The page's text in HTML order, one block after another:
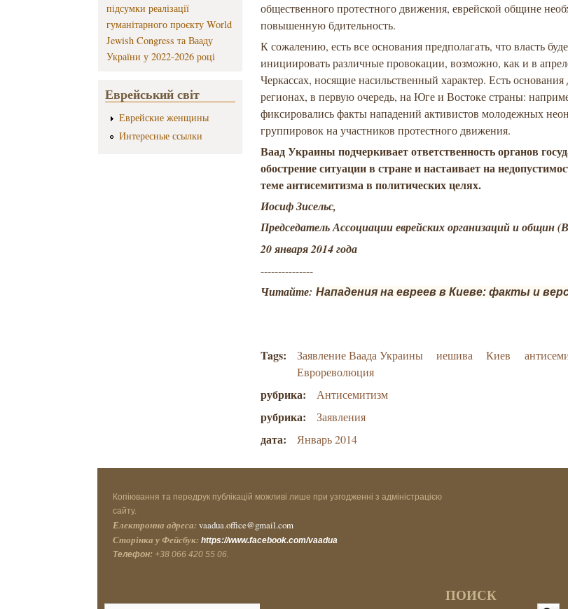
підсумки реалізації
гуманітарного проєкту World
Jewish Congress та Вааду
України у 2022-2026 році
Еврейський світ
Еврейские женщины
Интересные ссылки
общественного протестного движения, еврейской общине
повышенную бдительность.
К сожалению, есть все основания предполагать, что власть
инициировать различные провокации, возможно, как и в
Черкассах, носящие насильственный характер. Есть основания
регионах, в первую очередь, на Юге и Востоке страны:
фиксировались факты нападений активистов молодежных
группировок на участников протестного движения.
Ваад Украины подчеркивает ответственность органов
обострение ситуации в стране инастаиваетна недопусти
теме антисемитизма в политических целях.
Иосиф Зисельс,
Председатель Ассоциации еврейских организаций и общин
20 января 2014 года
---------------
Читайте: Нападения на евреев в Киеве: факты и
Tags: Заявление Ваада Украины иешива Киев
Еврореволюция
рубрика: Антисемитизм
рубрика: Заявления
дата: Январь 2014
Копіювання та передрук публікацій можливі лише при узгодженні з адміністрацією
сайту.
Електронна адреса: vaadua.office@gmail.com
Сторінка у Фейсбук: https://www.facebook.com/vaadua
Телефон: +38 066 420 55 06.
ПОИСК